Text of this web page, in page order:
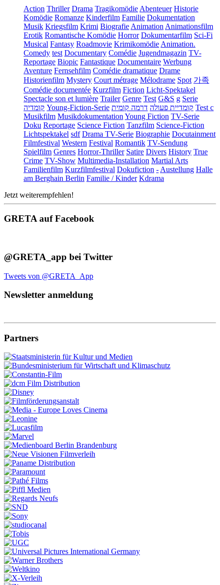
Action Thriller Drama Tragikomödie Abenteuer Historie
Komödie Romanze Kinderfilm Familie Dokumentation
Musik Kriegsfilm Krimi Biografie Animation Animationsfilm
Erotik Romantische Komödie Horror Dokumentarfilm Sci-Fi
Musical Fantasy Roadmovie Krimikomödie Animation.
Comedy test Documentary Comédie Jugendmagazin TV-
Reportage Biopic Fantastique Documentaire Werbung
Aventure Fernsehfilm Comédie dramatique Drame
Historienfilm Mystery Court métrage Mélodrame Spot 가족
Comédie documentée Kurzfilm Fiction Licht-Spektakel
Spectacle son et lumière Trailer Genre Test G&S g Serie
קומדיה Young-Fiction-Serie קומדיית פעולה דרמה קומית
Test c
Musikfilm Musikdokumentation Young Fiction TV-Serie
Doku Reportage Science Fiction Tanzfilm Science-Fiction
Lichtspektakel sdf Drama TV-Serie Biographie Docutainment
Filmfestival Western Festival Romantik TV-Sendung
Spielfilm Genres Horror-Thriller Satire Divers History True
Crime TV-Show Multimedia-Installation Martial Arts
Familienfilm Kurzfilmfestival Dokufiction - Austellung Halle
am Berghain Berlin Familie / Kinder Kdrama
Jetzt weiterempfehlen!
GRETA auf Facebook
@GRETA_app bei Twitter
Tweets von @GRETA_App
Newsletter anmeldung
Partners